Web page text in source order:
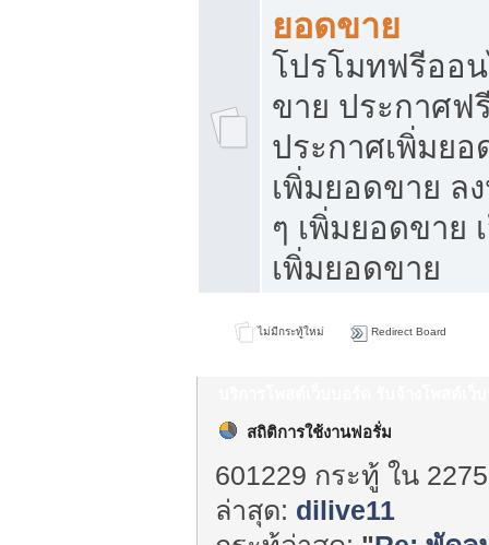
ยอดขาย
โปรโมทฟรีออ
ขาย ประกาศฟ
ประกาศเพิ่มย
เพิ่มยอดขาย ล
ๆ เพิ่มยอดขาย
เพิ่มยอดขาย
ไม่มีกระทู้ใหม่ Redirect Board
สถิติการใช้งานฟอรั่ม
601229 กระทู้ ใน
ล่าสุด: dilive11